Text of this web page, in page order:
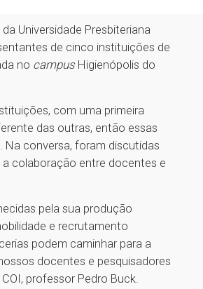
Universidade Presbiteriana
de cinco instituições de
no campus Higienópolis do
com uma primeira
das outras, então essas
conversa, foram discutidas
a colaboração entre docentes e
pela sua produção
e recrutamento
podem caminhar para a
docentes e pesquisadores
professor Pedro Buck.